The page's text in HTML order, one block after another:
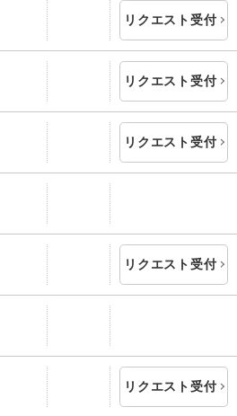
リクエスト受付
リクエスト受付
リクエスト受付
リクエスト受付
リクエスト受付